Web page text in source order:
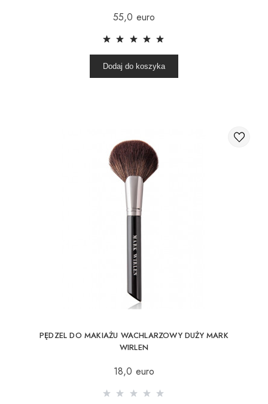
55,0 euro
Dodaj do koszyka
PĘDZEL DO MAKIAŻU WACHLARZOWY DUŻY MARK
WIRLEN
18,0 euro